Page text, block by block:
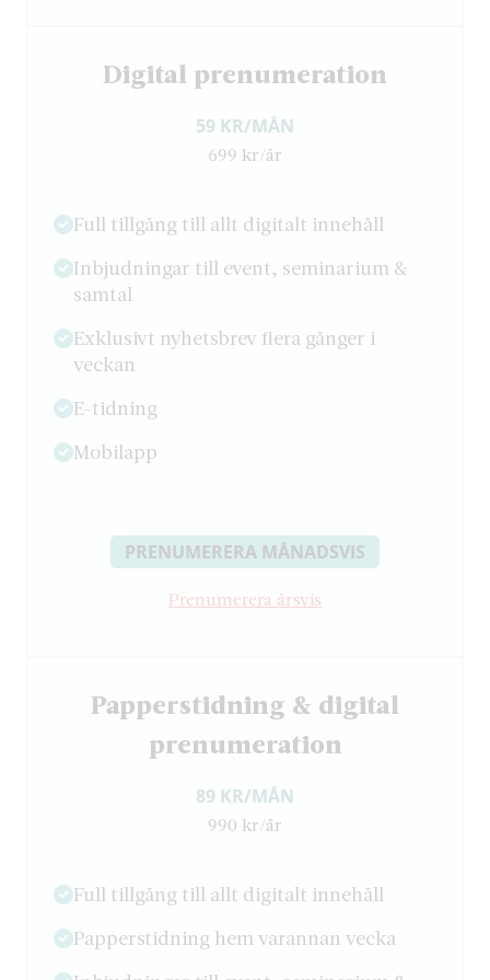
Digital prenumeration
59 KR/MÅN
699 kr/år
Full tillgång till allt digitalt innehåll
Inbjudningar till event, seminarium &
samtal
Exklusivt nyhetsbrev flera gånger i
veckan
E-tidning
Mobilapp
PRENUMERERA MÅNADSVIS
Prenumerera årsvis
Papperstidning & digital
prenumeration
89 KR/MÅN
990 kr/år
Full tillgång till allt digitalt innehåll
Papperstidning hem varannan vecka